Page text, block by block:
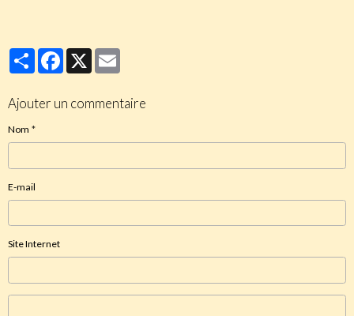
PartagerFacebook
X
Ajouter un commentaire
Nom
E-mail
Site Internet